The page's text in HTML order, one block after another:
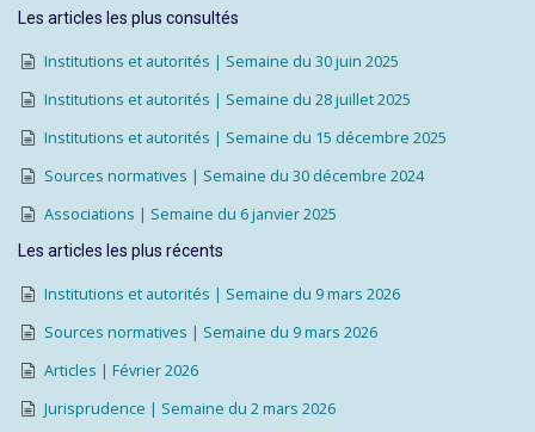
Les articles les plus consultés
Institutions et autorités | Semaine du 30 juin 2025
Institutions et autorités | Semaine du 28 juillet 2025
Institutions et autorités | Semaine du 15 décembre 2025
Sources normatives | Semaine du 30 décembre 2024
Associations | Semaine du 6 janvier 2025
Les articles les plus récents
Institutions et autorités | Semaine du 9 mars 2026
Sources normatives | Semaine du 9 mars 2026
Articles | Février 2026
Jurisprudence | Semaine du 2 mars 2026